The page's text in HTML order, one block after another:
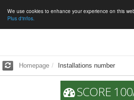
We use cookies to enhance your experience on this
Plus d'infos.
Homepage Installations number
SCORE